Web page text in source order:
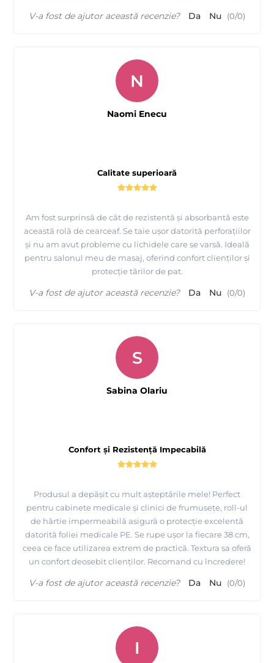
V-a fost de ajutor această recenzie? Da Nu (0/0)
Calitate superioară
Am fost surprinsă de cât de rezistentă și absorbantă este
această rolă de cearceaf. Se taie ușor datorită perforațiilor
și nu am avut probleme cu lichidele care se varsă. Ideală
pentru salonul meu de masaj, oferind confort clienților și
protecție tărilor de pat.
N
Naomi Enecu
V-a fost de ajutor această recenzie? Da Nu (0/0)
Confort și Rezistență Impecabilă
Produsul a depășit cu mult așteptările mele! Perfect
pentru cabinete medicale și clinici de frumusețe, roll-ul
de hârtie impermeabilă asigură o protecție excelentă
datorită foliei medicale PE. Se rupe ușor la fiecare 38 cm,
ceea ce face utilizarea extrem de practică. Textura sa oferă
un confort deosebit clienților. Recomand cu încredere!
S
Sabina Olariu
V-a fost de ajutor această recenzie? Da Nu (0/0)
I